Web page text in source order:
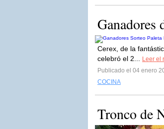
Ganadores
Cerex, de la
celebró el 2...
Leer el
Publicado el 04 enero
COCINA
Tronco de